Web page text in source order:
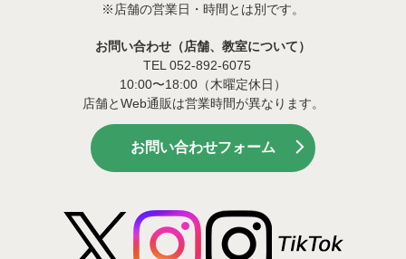
※店舗の営業日・時間とは別です。
お問い合わせ（店舗、教室について）
TEL 052-892-6075
10:00〜18:00（木曜定休日）
店舗とWeb通販は営業時間が異なります。
お問い合わせフォーム